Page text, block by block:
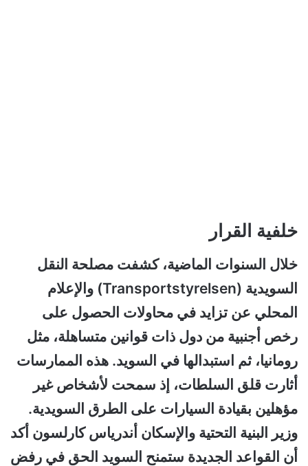
خلفية القرار
خلال السنوات الماضية، كشفت مصلحة النقل
السويدية (Transportstyrelsen) والإعلام
المحلي عن تزايد في محاولات الحصول على
رخص أجنبية من دول ذات قوانين متساهلة، مثل
رومانيا، ثم استبدالها في السويد. هذه الممارسات
أثارت قلق السلطات، إذ سمحت لأشخاص غير
مؤهلين بقيادة السيارات على الطرق السويدية.
وزير البنية التحتية والإسكان أندرياس كارلسون أكد
أن القواعد الجديدة ستمنح السويد الحق في رفض